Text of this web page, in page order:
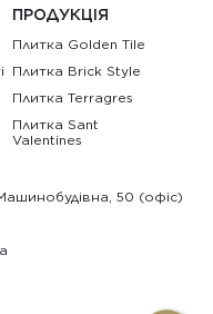
ПРОДУКЦІЯ
Плитка Golden Tile
Плитка Brick Style
Плитка Terragres
Плитка Sant
Valentines
50 (офіс)